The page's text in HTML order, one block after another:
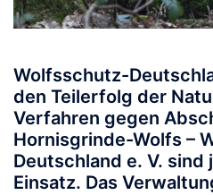
Wolfsschutz-
den Teilerfolg der
Verfahren gegen
Hornisgrinde-Wolfs –
Deutschland e. V.
Einsatz. Das